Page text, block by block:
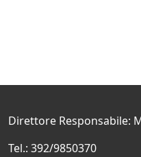
Direttore Responsabile:
Tel.: 392/9850370